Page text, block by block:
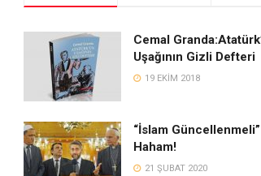
Cemal
Uşağının Gizli Defteri
19 EKIM 2018
“İslam
Haham!
21 ŞUBAT 2020